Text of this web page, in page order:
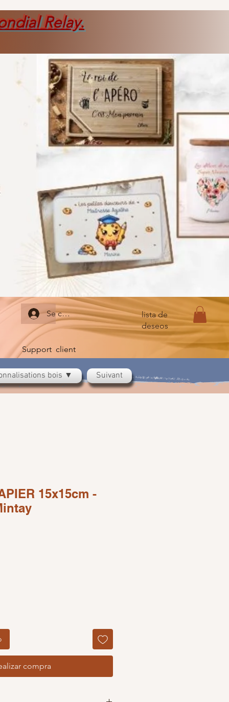
Relay.
bois ▼ Suivant
Se connecter
Support client
lista de
deseos
15x15cm -
compra